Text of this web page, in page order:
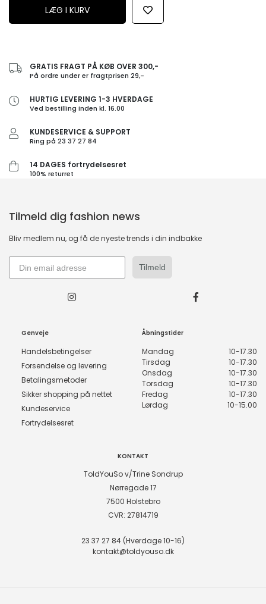
GRATIS FRAGT PÅ KØB OVER 300,-
På ordre under er fragtprisen 29,-
HURTIG LEVERING 1-3 HVERDAGE
Ved bestilling inden kl. 16.00
KUNDESERVICE & SUPPORT
Ring på 23 37 27 84
14 DAGES fortrydelsesret
100% returret
Tilmeld dig fashion news
Bliv medlem nu, og få de nyeste trends i din indbakke
Tilmeld
Genveje
Handelsbetingelser
Forsendelse og levering
Betalingsmetoder
Sikker shopping på nettet
Kundeservice
Fortrydelsesret
Åbningstider
Mandag
10-17.30
Tirsdag
10-17.30
Onsdag
10-17.30
Torsdag
10-17.30
Fredag
10-17.30
Lørdag
10-15.00
KONTAKT
ToldYouSo v/Trine Sondrup
Nørregade 17
7500 Holstebro
CVR: 27814719
23 37 27 84 (Hverdage 10-16)
kontakt@toldyouso.dk